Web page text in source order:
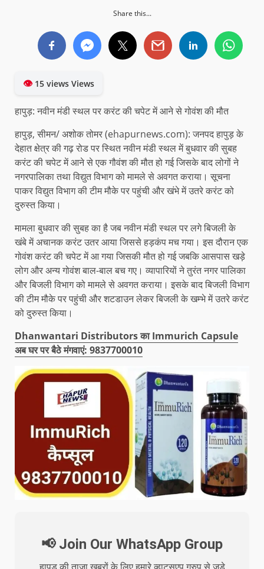
Share this...
👁15 views Views
हापुड़: नवीन मंडी स्थल पर करंट की चपेट में आने से गोवंश की मौत
हापुड़, सीमन/ अशोक तोमर (ehapurnews.com): जनपद हापुड़ के
देहात क्षेत्र की गढ़ रोड पर स्थित नवीन मंडी स्थल में बुधवार की सुबह
करंट की चपेट में आने से एक गौवंश की मौत हो गई जिसके बाद लोगों ने
नगरपालिका तथा विद्युत विभाग को मामले से अवगत कराया। सूचना
पाकर विद्युत विभाग की टीम मौके पर पहुंची और खंभे में उतरे करंट को
दुरुस्त किया।
मामला बुधवार की सुबह का है जब नवीन मंडी स्थल पर लगे बिजली के
खंबे में अचानक करंट उतर आया जिससे हड़कंप मच गया। इस दौरान एक
गोवंश करंट की चपेट में आ गया जिसकी मौत हो गई जबकि आसपास खड़े
लोग और अन्य गोवंश बाल-बाल बच गए। व्यापारियों ने तुरंत नगर पालिका
और बिजली विभाग को मामले से अवगत कराया। इसके बाद बिजली विभाग
की टीम मौके पर पहुंची और शटडाउन लेकर बिजली के खम्भे में उतरे करंट
को दुरुस्त किया।
Dhanwantari Distributors का Immurich Capsule
अब घर पर बैठे मंगवाएं: 9837700010
📢 Join Our WhatsApp Group